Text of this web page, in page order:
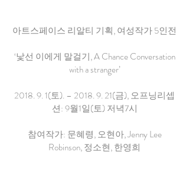
아트스페이스 리알티 기획, 여성작가 5인전
‘낯선 이에게 말걸기, A Chance Conversation
with a stranger’
2018. 9. 1(토). – 2018. 9. 21(금), 오프닝리셉
션: 9월1일(토) 저녁7시
참여작가: 문혜령, 오현아, Jenny Lee
Robinson, 정소현, 한영희